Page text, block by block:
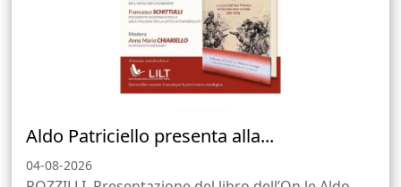
Aldo Patriciello presenta alla...
04-08-2026